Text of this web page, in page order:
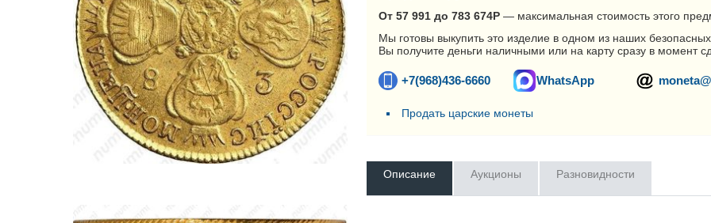
От 57 991 до 783 674Р — максимальная стоимость этого
Мы готовы выкупить это изделие в одном из наших
Вы получите деньги наличными или на карту сразу в момент
+7(968)436-6660 WhatsApp
Продать царские монеты
Описание Аукционы Разновидности